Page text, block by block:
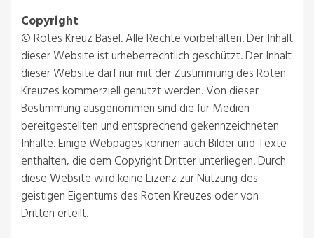
Copyright
© Rotes Kreuz Basel. Alle Rechte vorbehalten. Der Inhalt
dieser Website ist urheberrechtlich geschützt. Der Inhalt
dieser Website darf nur mit der Zustimmung des Roten
Kreuzes kommerziell genutzt werden. Von dieser
Bestimmung ausgenommen sind die für Medien
bereitgestellten und entsprechend gekennzeichneten
Inhalte. Einige Webpages können auch Bilder und Texte
enthalten, die dem Copyright Dritter unterliegen. Durch
diese Website wird keine Lizenz zur Nutzung des
geistigen Eigentums des Roten Kreuzes oder von
Dritten erteilt.